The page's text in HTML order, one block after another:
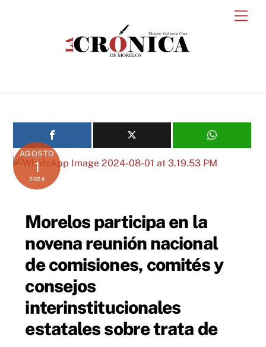
AGOSTO
1
2024
Morelos participa en la
novena reunión nacional
de comisiones, comités y
consejos
interinstitucionales
estatales sobre trata de